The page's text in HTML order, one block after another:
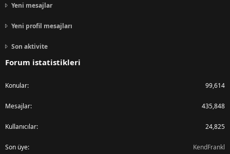
Yeni mesajlar
Yeni profil mesajları
Son aktivite
Forum istatistikleri
Konular 99,614
Mesajlar 435,848
Kullanıcılar 24,825
Son üye KendFrankl